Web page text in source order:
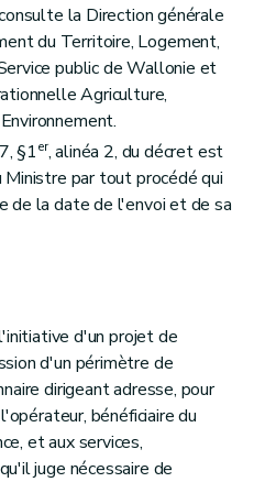
la Direction générale
du Territoire, Logement,
public de Wallonie et
Agriculture,
§1er, alinéa 2, du décret est
par tout procédé qui
de la date de l'envoi et de sa
d'un projet de
d'un périmètre de
dirigeant adresse, pour
bénéficiaire du
et aux services,
juge nécessaire de